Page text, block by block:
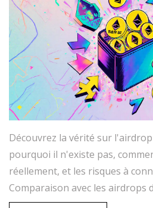
Découvrez la vérité sur
pourquoi il n'existe pas,
réellement, et les risques à
Comparaison avec les airdrops